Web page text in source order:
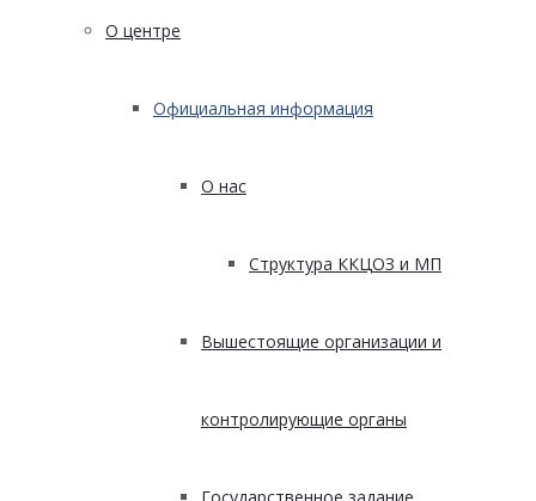
О центре
Официальная информация
О нас
Структура ККЦОЗ и МП
Вышестоящие организации и
контролирующие органы